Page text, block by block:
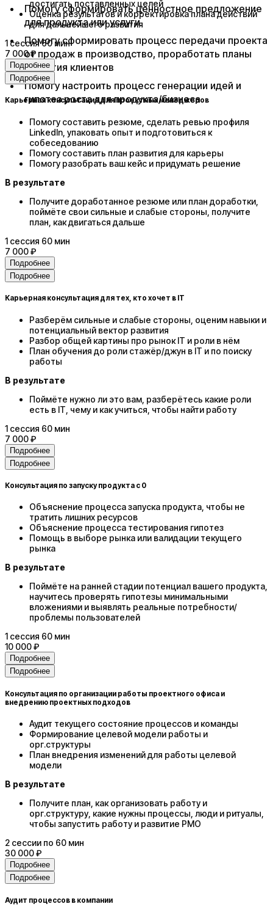
Помогу сформировать ценностное предложение
для продукта или услуги
Помогу сформировать процесс передачи проекта
от продаж в производство, проработать планы
развития клиентов
Помогу настроить процесс генерации идей и
гипотез роста для продукта/бизнеса​
достигать поставленных целей
Оценка результатов и корректировка плана действий
для дальнейшего развития
1 сессия60 мин
7 000 ₽
Подробнее
Подробнее
Карьерная консультация для проектных менеджеров
Помогу составить резюме, сделать ревью профиля
LinkedIn, упаковать опыт и подготовиться к
собеседованию
Помогу составить план развития для карьеры
Помогу разобрать ваш кейс и придумать решение
В результате
Получите доработанное резюме или план доработки,
поймёте свои сильные и слабые стороны, получите
план, как двигаться дальше
1 сессия 60 мин
7 000 ₽
Подробнее
Подробнее
Карьерная консультация для тех, кто хочет в IT
Разберём сильные и слабые стороны, оценим навыки и
потенциальный вектор развития
Разбор общей картины про рынок IT и роли в нём
План обучения до роли стажёр/джун в IT и по поиску
работы
В результате
Поймёте нужно ли это вам, разберётесь какие роли
есть в IT, чему и как учиться, чтобы найти работу
1 сессия 60 мин
7 000 ₽
Подробнее
Подробнее
Консультация по запуску продукта с 0
Объяснение процесса запуска продукта, чтобы не
тратить лишних ресурсов
Объяснение процесса тестирования гипотез
Помощь в выборе рынка или валидации текущего
рынка
В результате
Поймёте на ранней стадии потенциал вашего продукта,
научитесь проверять гипотезы минимальными
вложениями и выявлять реальные потребности/
проблемы пользователей
1 сессия 60 мин
10 000 ₽
Подробнее
Подробнее
Консультация по организации работы проектного офиса и
внедрению проектных подходов
Аудит текущего состояние процессов и команды
Формирование целевой модели работы и
орг.структуры
План внедрения изменений для работы целевой
модели
В результате
Получите план, как организовать работу и
орг.структуру, какие нужны процессы, люди и ритуалы,
чтобы запустить работу и развитие PMO
2 сессии по 60 мин
30 000 ₽
Подробнее
Подробнее
Аудит процессов в компании